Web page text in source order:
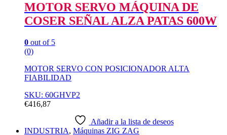
MOTOR SERVO MÁQUINA DE
COSER SEÑAL ALZA PATAS 600W
0 out of 5
(0)
MOTOR SERVO CON POSICIONADOR ALTA
FIABILIDAD
SKU: 60GHVP2
€416,87
Añadir a la lista de deseos
INDUSTRIA, Máquinas ZIG ZAG